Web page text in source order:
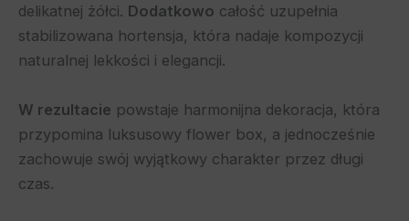
delikatnej żółci. Dodatkowo całość uzupełnia
stabilizowana hortensja, która nadaje kompozycji
naturalnej lekkości i elegancji.
W rezultacie powstaje harmonijna dekoracja, która
przypomina luksusowy flower box, a jednocześnie
zachowuje swój wyjątkowy charakter przez długi
czas.